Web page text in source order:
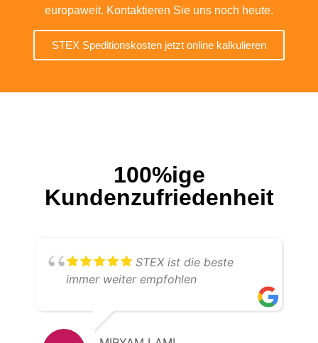
europaweit. Kontaktieren Sie uns noch heute.
STEX Speditionskosten jetzt online kalkulieren
100%ige
Kundenzufriedenheit
STEX ist die beste
immer weiter empfohlen